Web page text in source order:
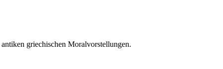
griechischen Moralvorstellungen.